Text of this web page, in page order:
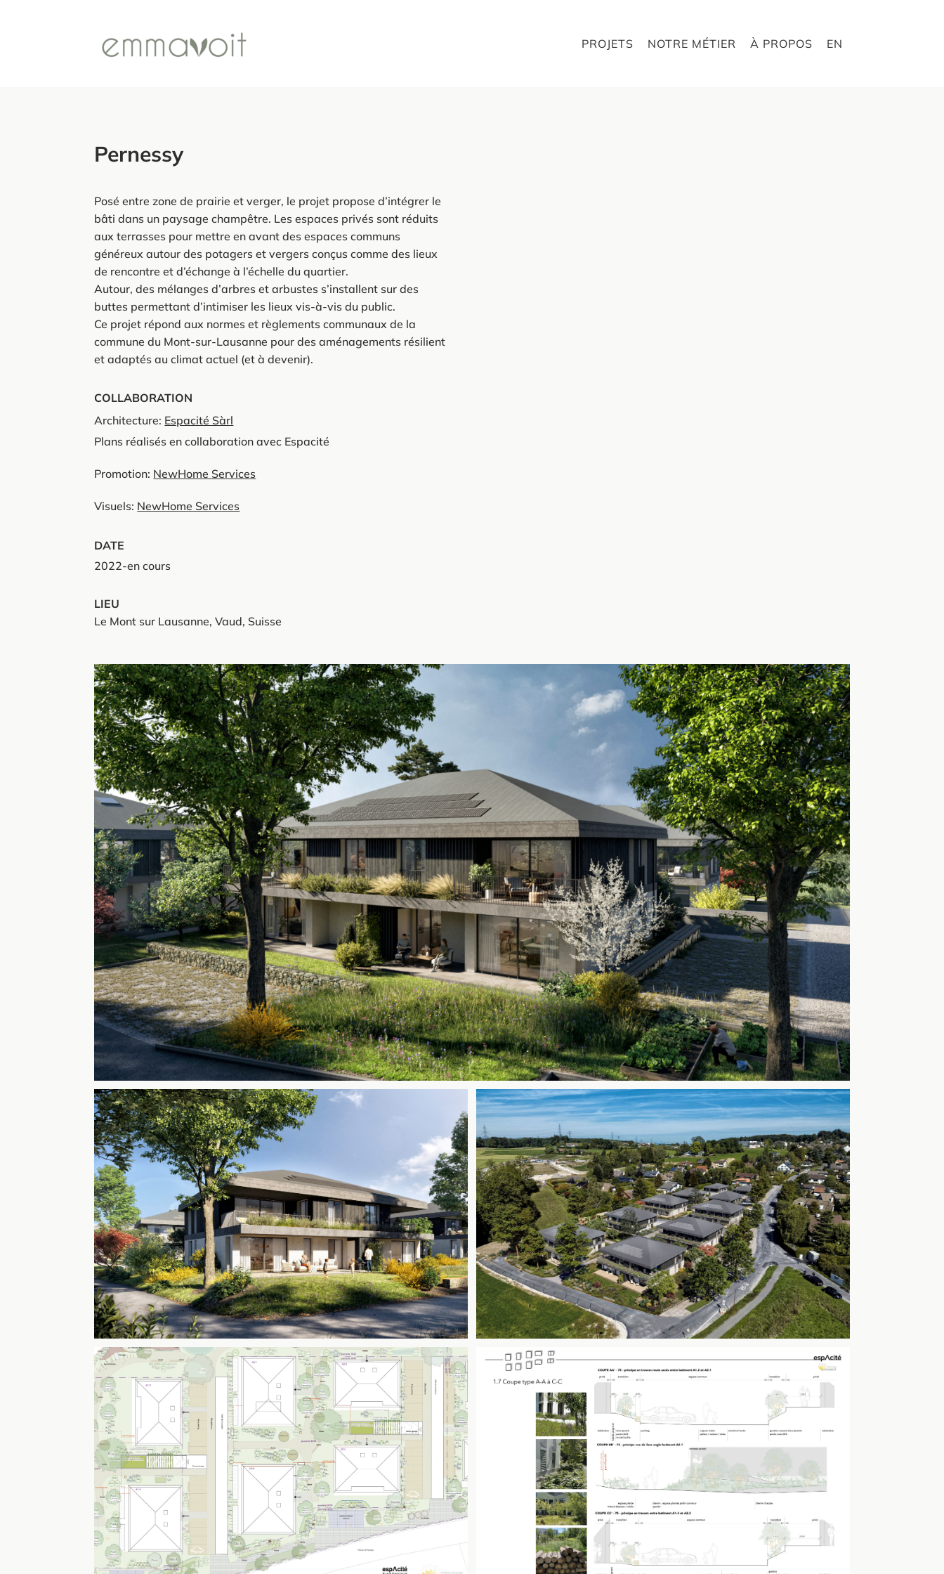
PROJETS NOTRE MÉTIER À PROPOS EN
Pernessy
Posé entre zone de prairie et verger, le projet propose d’intégrer le
bâti dans un paysage champêtre. Les espaces privés sont réduits
aux terrasses pour mettre en avant des espaces communs
généreux autour des potagers et vergers conçus comme des lieux
de rencontre et d’échange à l’échelle du quartier.
Autour, des mélanges d’arbres et arbustes s’installent sur des
buttes permettant d’intimiser les lieux vis-à-vis du public.
Ce projet répond aux normes et règlements communaux de la
commune du Mont-sur-Lausanne pour des aménagements résilient
et adaptés au climat actuel (et à devenir).
COLLABORATION
Architecture: Espacité Sàrl
Plans réalisés en collaboration avec Espacité
Promotion: NewHome Services
Visuels: NewHome Services
DATE
2022-en cours
LIEU
Le Mont sur Lausanne, Vaud, Suisse